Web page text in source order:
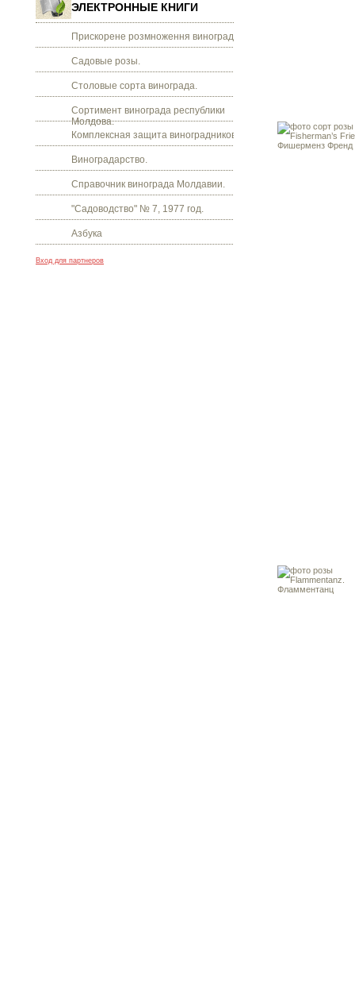
ЭЛЕКТРОННЫЕ КНИГИ
Прискорене розмноження винограду.
Садовые розы.
Столовые сорта винограда.
Сортимент винограда республики
Молдова.
Комплексная защита виноградников.
Виноградарство.
Справочник винограда Молдавии.
"Садоводство" № 7, 1977 год.
Азбука
Вход для партнеров